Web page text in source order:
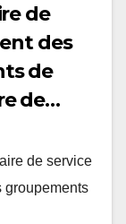
de
des
de
de…
de service
groupements